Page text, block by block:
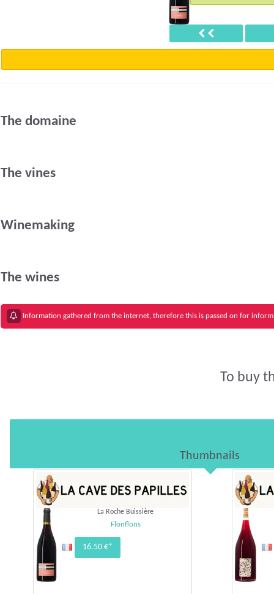
Précédent
The domaine
The vines
Winemaking
The wines
Information gathered from the internet, therefore this is passed on for
To buy
Thumbnails
La Roche Buissière
Flonflons
16.50 €*